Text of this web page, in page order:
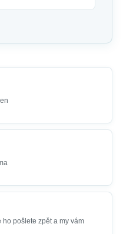
pošlete zpět a my vám